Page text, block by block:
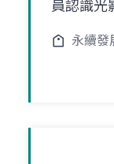
員認識光
永續發